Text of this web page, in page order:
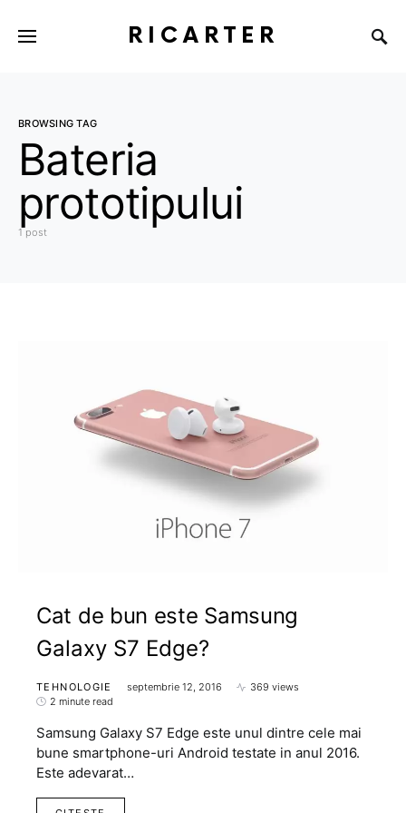
RICARTER
BROWSING TAG
Bateria
prototipului
1 post
Cat de bun este Samsung
Galaxy S7 Edge?
TEHNOLOGIE septembrie 12, 2016
369 views
2 minute read
Samsung Galaxy S7 Edge este unul dintre cele mai
bune smartphone-uri Android testate in anul 2016.
Este adevarat…